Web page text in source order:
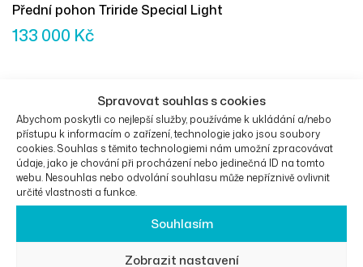
Spravovat souhlas s cookies
Abychom poskytli co nejlepší služby, používáme k ukládání a/nebo
přístupu k informacím o zařízení, technologie jako jsou soubory
cookies. Souhlas s těmito technologiemi nám umožní zpracovávat
údaje, jako je chování při procházení nebo jedinečná ID na tomto
webu. Nesouhlas nebo odvolání souhlasu může nepříznivě ovlivnit
určité vlastnosti a funkce.
Souhlasím
Zobrazit nastavení
Přední pohon Triride Special Light
133 000 Kč